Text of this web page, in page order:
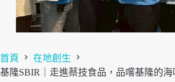
首頁
在地創生
基隆SBIR｜走進蔡技食品，品嚐基隆的海